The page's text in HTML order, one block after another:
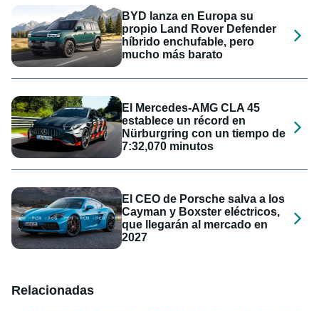
BYD lanza en Europa su
propio Land Rover Defender
híbrido enchufable, pero
mucho más barato
El Mercedes-AMG CLA 45
establece un récord en
Nürburgring con un tiempo de
7:32,070 minutos
El CEO de Porsche salva a los
Cayman y Boxster eléctricos,
que llegarán al mercado en
2027
Relacionadas